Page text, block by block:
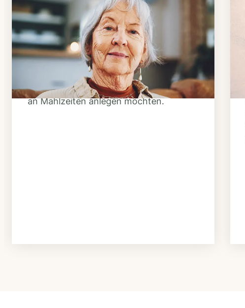
Schritt 1
Klarheit schaffen
Überlegen Sie, ob Ihnen das Essen
täglich verzehrfertig geliefert werden
soll oder Sie sich einen Tiefkühl-Vorrat
an Mahlzeiten anlegen möchten.